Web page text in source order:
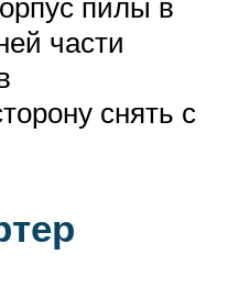
части
снять с